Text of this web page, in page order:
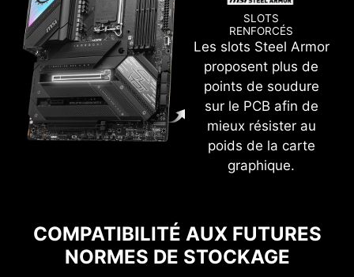
SLOTS
RENFORCÉS
Les slots Steel Armor
proposent plus de
points de soudure
sur le PCB afin de
mieux résister au
poids de la carte
graphique.
COMPATIBILITÉ AUX FUTURES
NORMES DE STOCKAGE
OVERCLOCKING PLUS SIMPLE
AVEC LES PROFILS XMP
Les profils XMP du BIOS MSI sont testés et
automatique et garantissent une mémoire
parfaitement stable et rapide.
Grâce à l'intégration de toutes les fonctions de
dernière génération, le BIOS UEFI CLICK BIOS 5
de MSI vous permet de pousser les
performances de votre système à leur
maximum pour une expérience gaming parfaite.
MODE FACILE MODE AVANCÉ